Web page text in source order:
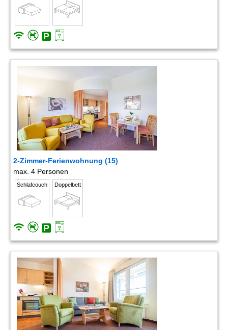
2-Zimmer-Ferienwohnung (15)
max. 4 Personen
Schlafcouch Doppelbett